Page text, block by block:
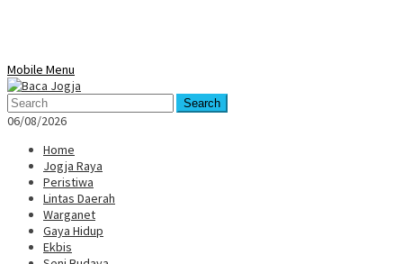
Mobile Menu
Search
06/08/2026
Home
Jogja Raya
Peristiwa
Lintas Daerah
Warganet
Gaya Hidup
Ekbis